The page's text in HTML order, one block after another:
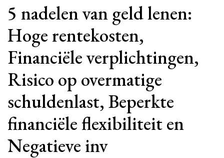
5 nadelen van geld lenen:
Hoge rentekosten,
Financiële verplichtingen,
Risico op overmatige
schuldenlast, Beperkte
financiële flexibiliteit en
Negatieve inv